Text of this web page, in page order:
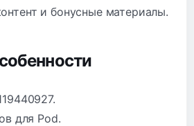
и бонусные материалы.
для Pod.